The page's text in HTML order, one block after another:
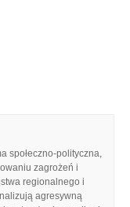
społeczno-polityczna,
zagrożeń i
regionalnego i
agresywną